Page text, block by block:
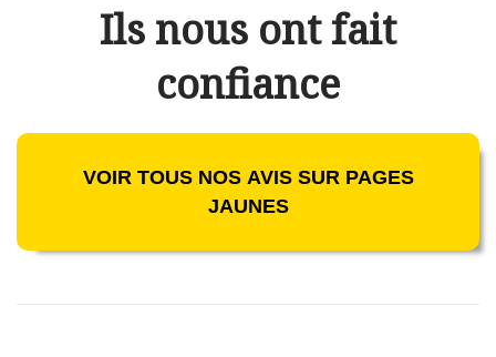
Ils nous ont fait
confiance
VOIR TOUS NOS AVIS SUR PAGES
JAUNES